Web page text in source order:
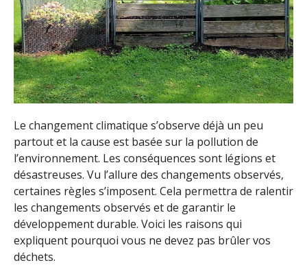
Le changement climatique s’observe déjà un peu
partout et la cause est basée sur la pollution de
l’environnement. Les conséquences sont légions et
désastreuses. Vu l’allure des changements observés,
certaines règles s’imposent. Cela permettra de ralentir
les changements observés et de garantir le
développement durable. Voici les raisons qui
expliquent pourquoi vous ne devez pas brûler vos
déchets.